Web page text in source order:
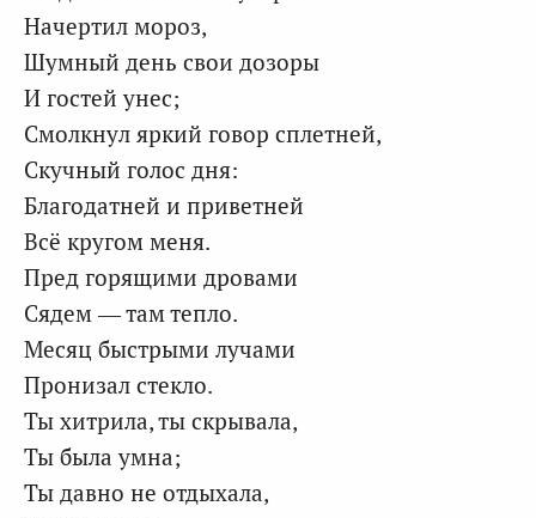
Начертил мороз,
Шумный день свои дозоры
И гостей унес;
Смолкнул яркий говор сплетней,
Скучный голос дня:
Благодатней и приветней
Всё кругом меня.
Пред горящими дровами
Сядем — там тепло.
Месяц быстрыми лучами
Пронизал стекло.
Ты хитрила, ты скрывала,
Ты была умна;
Ты давно не отдыхала,